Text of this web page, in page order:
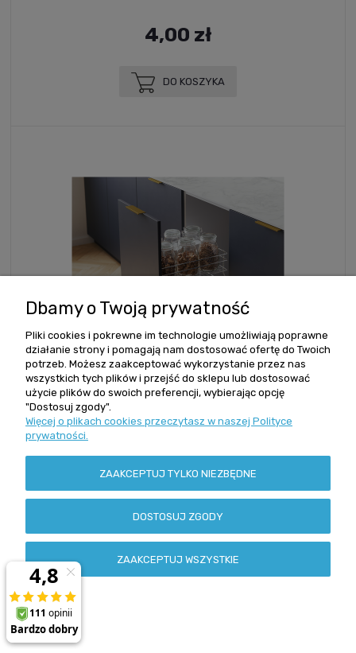
4,00 zł
DO KOSZYKA
Kosz cargo mini do szafki 50cm VARIANT MULTI Rejs
176,00 zł
DO KOSZYKA
Dbamy o Twoją prywatność
Pliki cookies i pokrewne im technologie umożliwiają poprawne
działanie strony i pomagają nam dostosować ofertę do Twoich
potrzeb. Możesz zaakceptować wykorzystanie przez nas
wszystkich tych plików i przejść do sklepu lub dostosować
użycie plików do swoich preferencji, wybierając opcję
"Dostosuj zgody".
Więcej o plikach cookies przeczytasz w naszej Polityce
prywatności.
ZAAKCEPTUJ TYLKO NIEZBĘDNE
DOSTOSUJ ZGODY
ZAAKCEPTUJ WSZYSTKIE